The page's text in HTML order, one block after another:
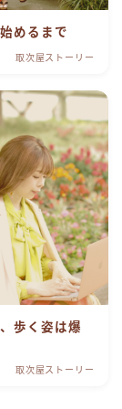
めるまで
取次屋ストーリー
歩く姿は爆
取次屋ストーリー